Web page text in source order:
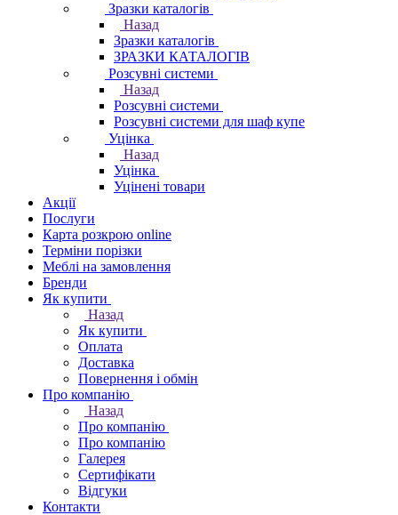
Зразки каталогів
Назад
Зразки каталогів
ЗРАЗКИ КАТАЛОГІВ
Розсувні системи
Назад
Розсувні системи
Розсувні системи для шаф купе
Уцінка
Назад
Уцінка
Уцінені товари
Акції
Послуги
Карта розкрою online
Терміни порізки
Меблі на замовлення
Бренди
Як купити
Назад
Як купити
Оплата
Доставка
Повернення і обмін
Про компанію
Назад
Про компанію
Про компанію
Галерея
Сертифікати
Відгуки
Контакти